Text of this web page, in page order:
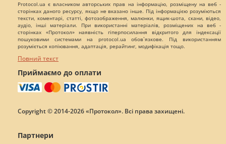
Protocol.ua є власником авторських прав на інформацію, розміщену на веб -
сторінках даного ресурсу, якщо не вказано інше. Під інформацією розуміються
тексти, коментарі, статті, фотозображення, малюнки, ящик-шота, скани, відео,
аудіо, інші матеріали. При використанні матеріалів, розміщених на веб -
сторінках «Протокол» наявність гіперпосилання відкритого для індексації
пошуковими системами на protocol.ua обов`язкове. Під використанням
розуміється копіювання, адаптація, рерайтинг, модифікація тощо.
Повний текст
Приймаємо до оплати
Copyright © 2014-2026 «Протокол». Всі права захищені.
Партнери